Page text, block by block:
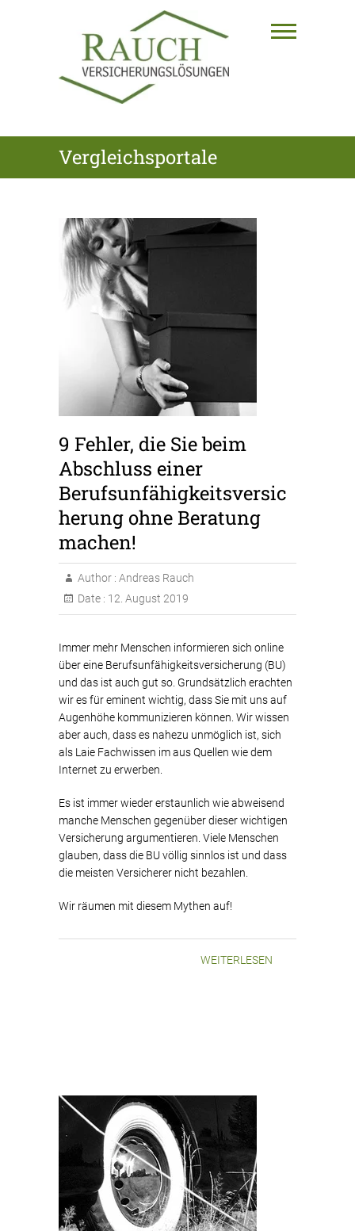
RAUCH
VERSICHERUNGSLÖSUNGEN
Vergleichsportale
9 Fehler, die Sie beim
Abschluss einer
Berufsunfähigkeitsversic
herung ohne Beratung
machen!
Author : Andreas Rauch
Date : 12. August 2019
Immer mehr Menschen informieren sich online
über eine Berufsunfähigkeitsversicherung (BU)
und das ist auch gut so. Grundsätzlich erachten
wir es für eminent wichtig, dass Sie mit uns auf
Augenhöhe kommunizieren können. Wir wissen
aber auch, dass es nahezu unmöglich ist, sich
als Laie Fachwissen im aus Quellen wie dem
Internet zu erwerben.
Es ist immer wieder erstaunlich wie abweisend
manche Menschen gegenüber dieser wichtigen
Versicherung argumentieren. Viele Menschen
glauben, dass die BU völlig sinnlos ist und dass
die meisten Versicherer nicht bezahlen.
Wir räumen mit diesem Mythen auf!
WEITERLESEN